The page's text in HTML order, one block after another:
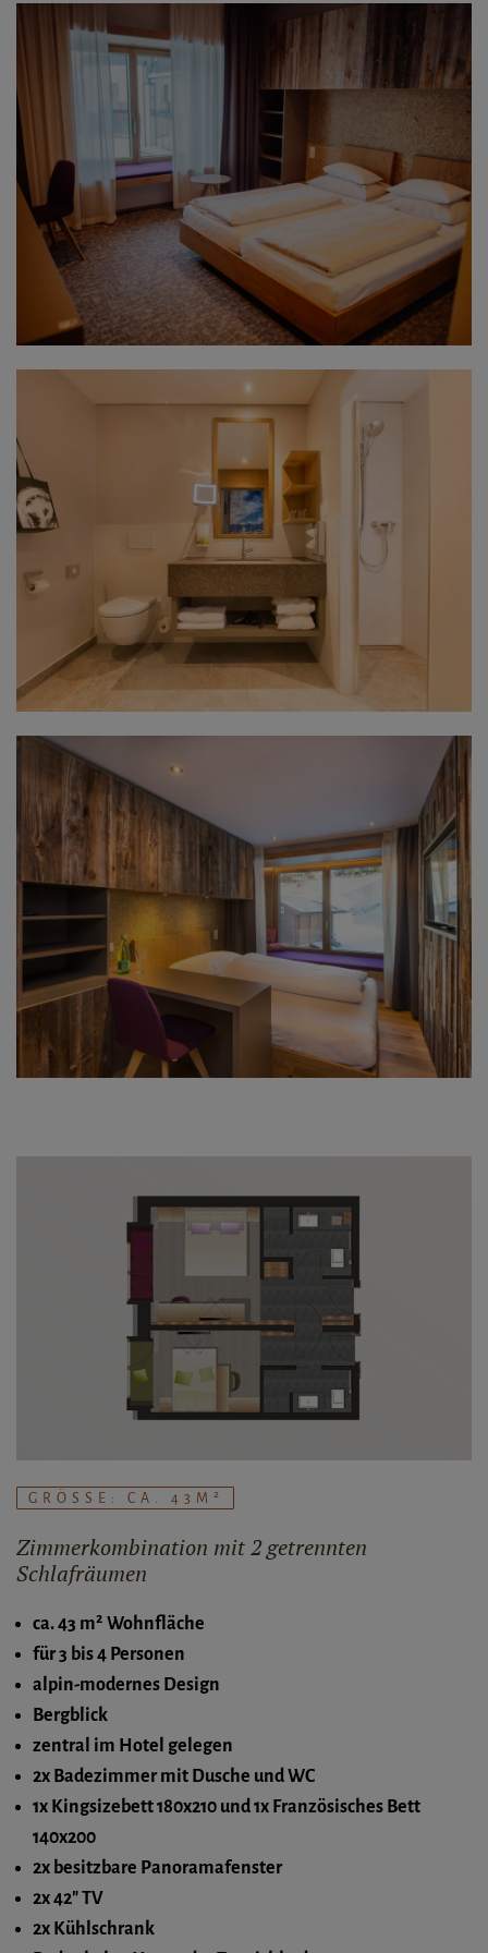
GRÖSSE: CA. 43M²
Zimmerkombination mit 2 getrennten
Schlafräumen
ca. 43 m² Wohnfläche
für 3 bis 4 Personen
alpin-modernes Design
Bergblick
zentral im Hotel gelegen
2x Badezimmer mit Dusche und WC
1x Kingsizebett 180x210 und 1x Französisches Bett
140x200
2x besitzbare Panoramafenster
2x 42" TV
2x Kühlschrank